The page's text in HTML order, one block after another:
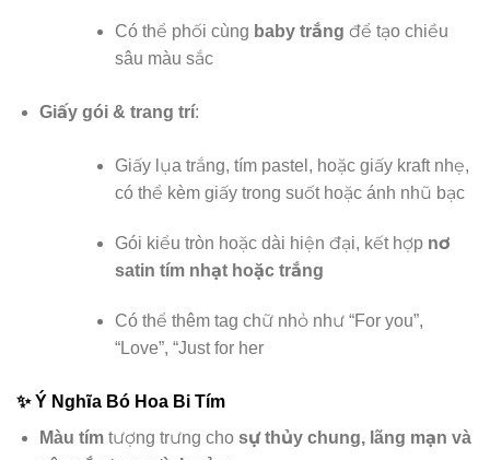
Có thể phối cùng baby trắng để tạo chiều
sâu màu sắc
Giấy gói & trang trí:
Giấy lụa trắng, tím pastel, hoặc giấy kraft nhẹ,
có thể kèm giấy trong suốt hoặc ánh nhũ bạc
Gói kiểu tròn hoặc dài hiện đại, kết hợp nơ
satin tím nhạt hoặc trắng
Có thể thêm tag chữ nhỏ như “For you”,
“Love”, “Just for her
✨Ý Nghĩa Bó Hoa Bi Tím
Màu tímtượng trưng cho sự thủy chung, lãng mạn và